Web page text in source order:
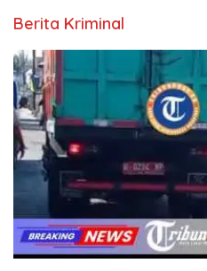
Berita Kriminal